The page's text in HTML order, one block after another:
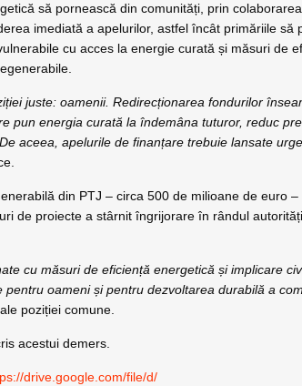
să pornească din comunități, prin
imediată a apelurilor, astfel încât primăriile să
cu acces la energie curată și măsuri de
juste: oamenii. Redirecționarea fondurilor
pun energia curată la îndemâna tuturor, reduc
aceea, apelurile de finanțare trebuie lansate
din PTJ – circa 500 de milioane de euro
de proiecte a stârnit îngrijorare în rândul
cu măsuri de eficiență energetică și implicare
oameni și pentru dezvoltarea durabilă a
poziției comune.
acestui demers.
drive.google.com/file/d/